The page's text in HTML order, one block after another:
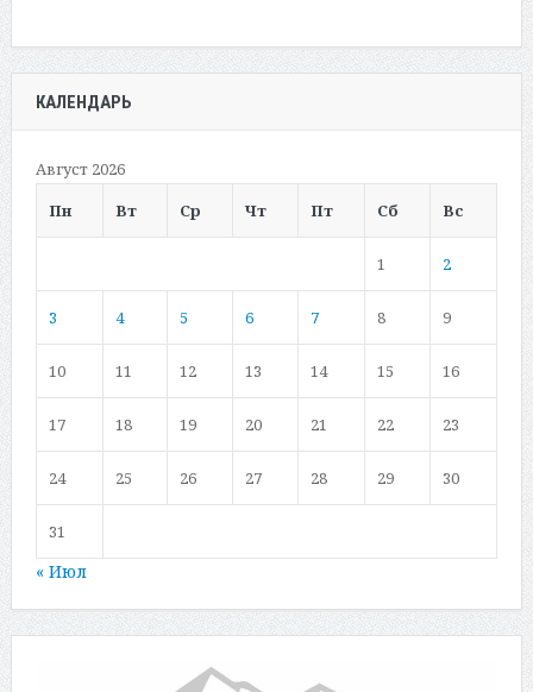
КАЛЕНДАРЬ
Август 2026
Пн
Вт Ср Чт Пт Сб Вс
1 2
3 4 5 6 7 8 9
10 11 12 13 14 15 16
17 18 19 20 21 22 23
24 25 26 27 28 29 30
31
« Июл